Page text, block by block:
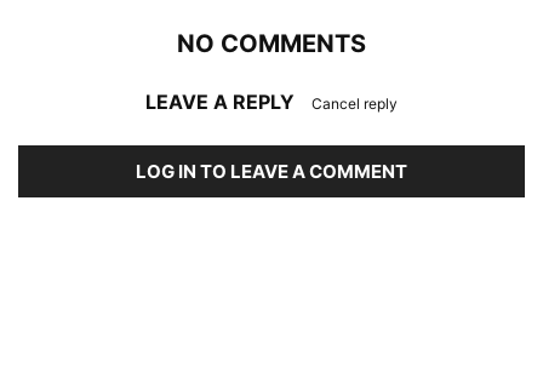
NO COMMENTS
LEAVE A REPLY Cancel reply
LOG IN TO LEAVE A COMMENT